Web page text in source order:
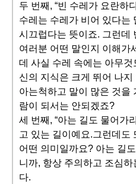
두 번째, “빈 수레가 요란하
수레는 수레가 비어 있다는
시끄럽다는 뜻이죠. 그런데
여러분 어떤 말인지 이해가
데 사실 수레 속에는 아무
신의 지식은 크게 뛰어 나
아는척하고 말이 많은 것을
람이 되서는 안되겠죠?
세 번째, “아는 길도 물어가
고 있는 길이예요.그런데도
어떤 의미일까요? 아는 길
니까, 항상 주의하고 조심
다.